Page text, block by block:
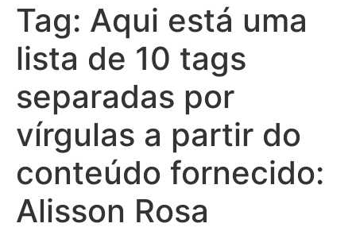
Tag: Aqui está uma
lista de 10 tags
separadas por
vírgulas a partir do
conteúdo fornecido:
Alisson Rosa